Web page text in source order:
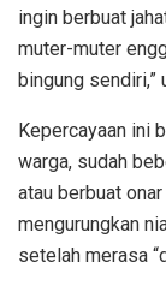
ingin berbuat
muter-muter
bingung sendiri,”
Kepercayaan ini
warga, sudah
atau berbuat
mengurungkan
setelah merasa